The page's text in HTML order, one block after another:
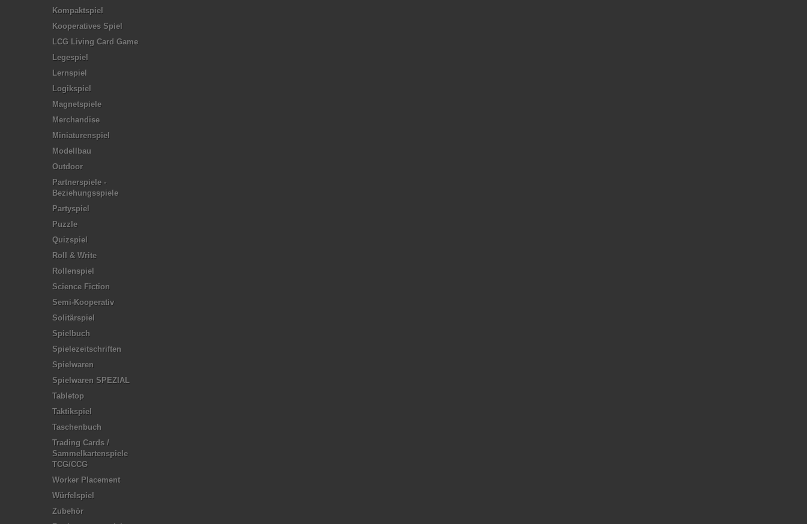
Kompaktspiel
Kooperatives Spiel
LCG Living Card Game
Legespiel
Lernspiel
Logikspiel
Magnetspiele
Merchandise
Miniaturenspiel
Modellbau
Outdoor
Partnerspiele -
Beziehungsspiele
Partyspiel
Puzzle
Quizspiel
Roll & Write
Rollenspiel
Science Fiction
Semi-Kooperativ
Solitärspiel
Spielbuch
Spielezeitschriften
Spielwaren
Spielwaren SPEZIAL
Tabletop
Taktikspiel
Taschenbuch
Trading Cards /
Sammelkartenspiele
TCG/CCG
Worker Placement
Würfelspiel
Zubehör